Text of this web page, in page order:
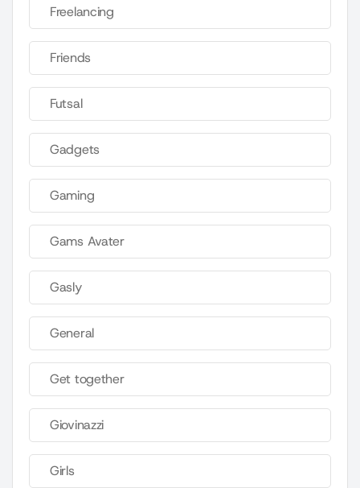
Freelancing
Friends
Futsal
Gadgets
Gaming
Gams Avater
Gasly
General
Get together
Giovinazzi
Girls